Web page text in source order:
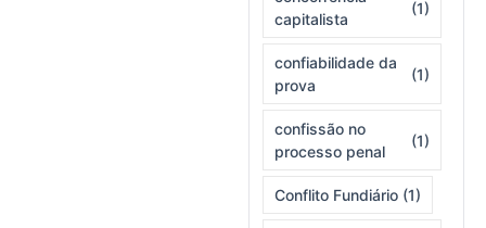
capitalista
(1)
confiabilidade da
prova
(1)
confissão no
processo penal
(1)
Conflito Fundiário (1)